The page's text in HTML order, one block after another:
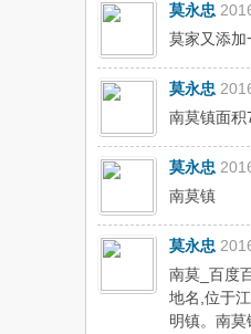
莫永忠
莫家又添加
莫永忠
南莫镇面积
莫永忠
南莫镇
莫永忠
南莫_百度
地名,位于
明镇。南